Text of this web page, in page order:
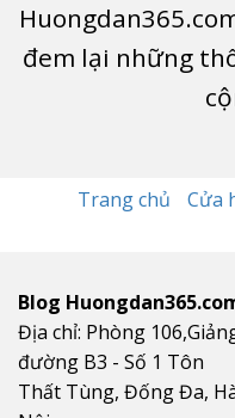
đem lại những
Trang chủ Cửa
Blog
Địa chỉ: Phòng
đường B3 - Số 1 Tôn
Thất Tùng, Đống Đa,